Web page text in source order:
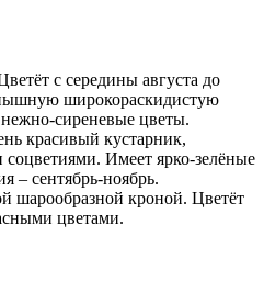
с середины августа до
широкораскидистую
сиреневые цветы.
красивый кустарник,
Имеет ярко-зелёные
– сентябрь-ноябрь.
кроной. Цветёт
цветами.